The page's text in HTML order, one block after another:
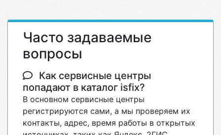
Часто задаваемые
вопросы
Как сервисные центры
попадают в каталог isfix?
В основном сервисные центры
регистрируются сами, а мы проверяем их
контакты, адрес, время работы в открытых